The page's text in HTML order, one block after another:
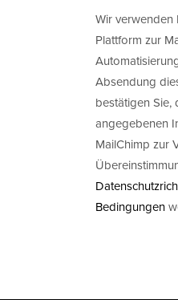
Wir verwenden
Plattform zur
Absendung
bestätigen Sie,
angegebenen
MailChimp zur
Bedingungen